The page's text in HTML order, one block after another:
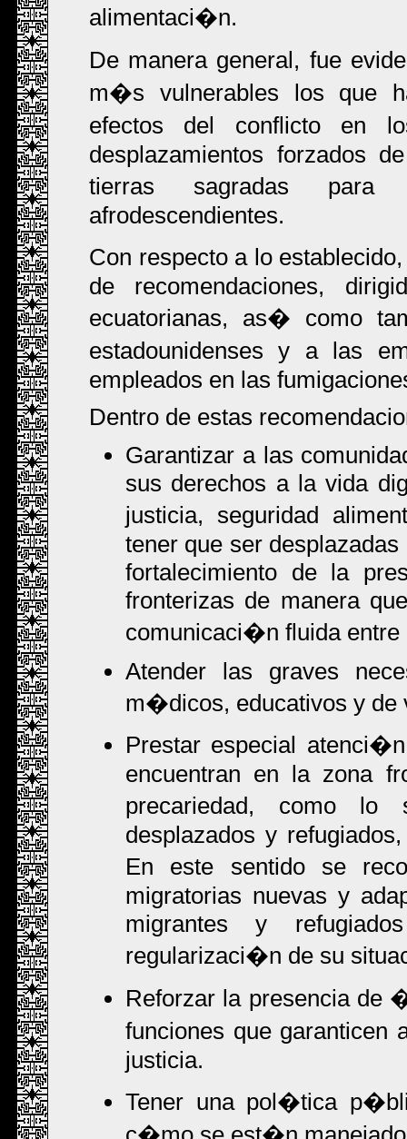
alimentaci�n.
De manera general, fue
m�s vulnerables los que
efectos del conflicto en
desplazamientos forzados
tierras sagradas para
afrodescendientes.
Con respecto a lo
de recomendaciones,
ecuatorianas, as� como
estadounidenses y a las
empleados en las
Dentro de estas
Garantizar a las
sus derechos a la vida
justicia, seguridad
tener que ser
fortalecimiento de la
fronterizas de manera
comunicaci�n fluida
Atender las graves
m�dicos, educativos y de
Prestar especial
encuentran en la zona
precariedad, como lo
desplazados y
En este sentido se
migratorias nuevas y
migrantes y
regularizaci�n de su
Reforzar la presencia de
funciones que
justicia.
Tener una pol�tica